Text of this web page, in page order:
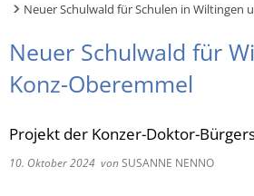
Neuer Schulwald für Schulen in Wiltingen
Neuer Schulwald für
Konz-Oberemmel
Projekt der Konzer-Doktor-
10. Oktober 2024 vonSUSANNE NENNO